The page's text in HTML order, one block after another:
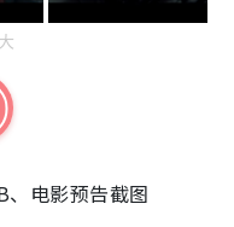
、电影预告截图